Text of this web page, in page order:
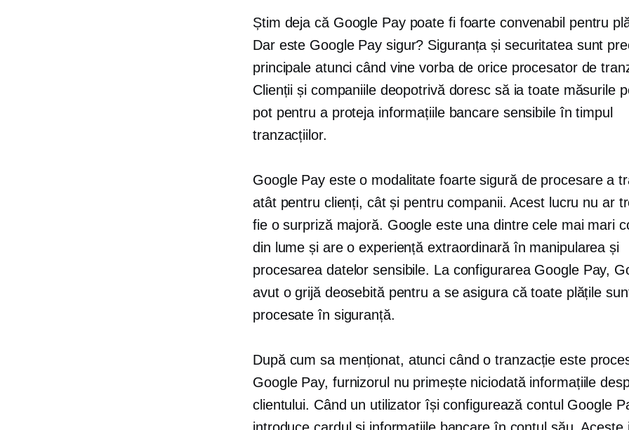
Știm deja că Google Pay poate fi foarte convenabil pentru
Dar este Google Pay sigur? Siguranța și securitatea sunt
principale atunci când vine vorba de orice procesator de
Clienții și companiile deopotrivă doresc să ia toate măsurile
pot pentru a proteja informațiile bancare sensibile în timpul
tranzacțiilor.
Google Pay este o modalitate foarte sigură de procesare a
atât pentru clienți, cât și pentru companii. Acest lucru nu ar
fie o surpriză majoră. Google este una dintre cele mai mari
din lume și are o experiență extraordinară în manipularea și
procesarea datelor sensibile. La configurarea Google Pay,
avut o grijă deosebită pentru a se asigura că toate plățile
procesate în siguranță.
După cum sa menționat, atunci când o tranzacție este
Google Pay, furnizorul nu primește niciodată informațiile
clientului. Când un utilizator își configurează contul Google